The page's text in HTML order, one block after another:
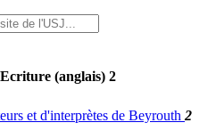
Ecriture (anglais) 2
et d'interprètes de Beyrouth 2